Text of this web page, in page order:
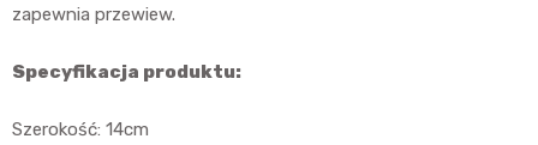
zapewnia przewiew.
Specyfikacja produktu:
Szerokość: 14cm